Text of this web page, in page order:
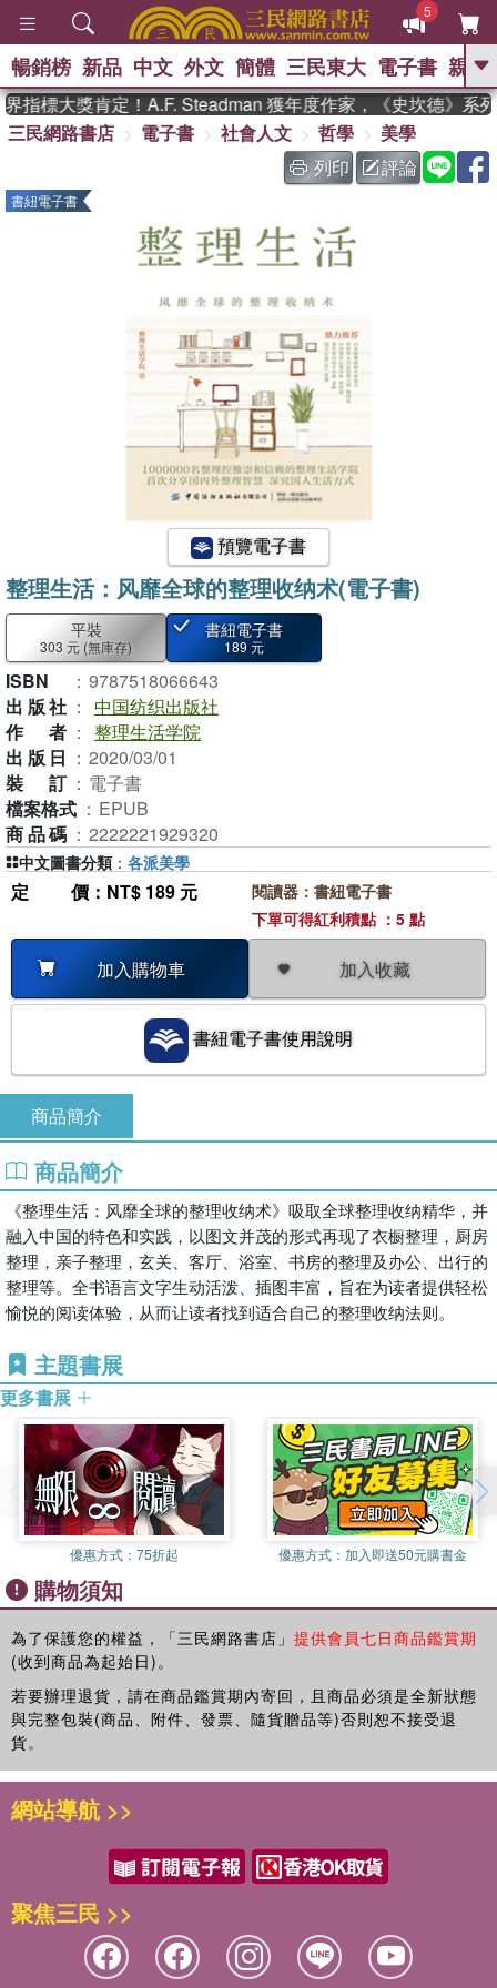
5
GO
熱搜： 東野圭吾 、 高希均教授回憶錄
The Odyssey 、 父親節 、 如果歷
史是一群喵 、 暑期推薦 、 國際布克
登輝時代
數學女孩：黎曼猜想
偉大的迷走神經
暢銷榜 新品 中文 外文 簡體 三民東大 電子書 親子
指標大獎肯定！A.F. Steadman 獲年度作家，《史坎德》系列
三民網路書店
電子書 社會人文 哲學
美學
列印
評論
書紐電子書
預覽電子書
整理生活：风靡全球的整理收纳术(電子書)
平裝
303 元 (無庫存)
書紐電子書
189 元
ISBN ： 9787518066643
出版社 ： 中国纺织出版社
作者 ： 整理生活学院
出版日 ： 2020/03/01
裝訂 ： 電子書
檔案格式 ： EPUB
商品碼 ： 2222221929320
定價 ：NT$ 189 元
加入購物車 加入收藏
閱讀器：書紐電子書
下單可得紅利積點 ：5 點
書紐電子書使用說明
中文圖書分類 ： 各派美學
商品簡介
商品簡介
《整理生活：风靡全球的整理收纳术》吸取全球整理收纳精华，并
融入中国的特色和实践，以图文并茂的形式再现了衣橱整理，厨房
整理，亲子整理，玄关、客厅、浴室、书房的整理及办公、出行的
整理等。全书语言文字生动活泼、插图丰富，旨在为读者提供轻松
愉悦的阅读体验，从而让读者找到适合自己的整理收纳法则。
主題書展
更多書展
優惠方式： 75折起 優惠方式： 加入即送50元購書金
購物須知
為了保護您的權益，「三民網路書店」 提供會員七日商品鑑賞期
(收到商品為起始日)。
若要辦理退貨，請在商品鑑賞期內寄回，且商品必須是全新狀態
與完整包裝(商品、附件、發票、隨貨贈品等)否則恕不接受退
貨。
網站導航 >>
聚焦三民 >>